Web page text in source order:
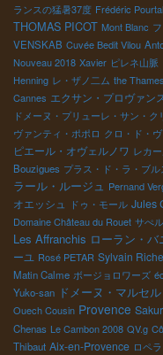
ランスの猛暑37度 Frédéric
THOMAS PICOT Mont Blanc
VENSKAB Cuvée Bedit Vilou
Nouveau 2018 Xavier ピレネ山脈
Henning レ・ザノ二ム the Thames
Cannes エクサン・プロヴァン
ドメーヌ・プリューレ・サン・ク
ヴァンティ・ポポロ クロ・ド・
ピエール・オヴェルノワ レカ
Bouzigues プラス・ド・ラ・ブル
ラール・ルージュ Pernand
オエッシュ
ドゥ・モール Jules
Domaine Château du Rouet サぺ
Les Affranchis ローラン・バ
ーユ Rosé PETAR Sylvain
Matin Calme ボージョロワーズ
Yuko-san ドメーヌ・マルセ
Ouech Cousin Provence
Chenas Le Cambon 2008 QV.g
Thibaut Aix-en-Provence ロペ